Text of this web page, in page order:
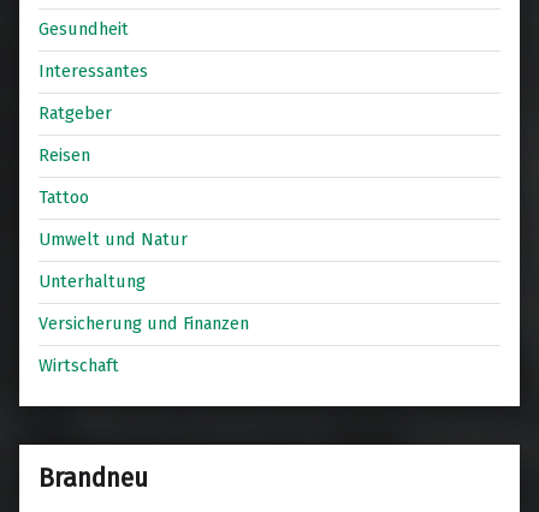
Gesundheit
Interessantes
Ratgeber
Reisen
Tattoo
Umwelt und Natur
Unterhaltung
Versicherung und Finanzen
Wirtschaft
Brandneu